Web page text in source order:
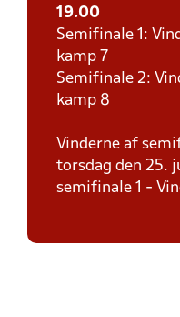
19.00
Semifinale 1:
kamp 7
Semifinale 2:
kamp 8
Vinderne af
torsdag den 25.
semifinale 1 -